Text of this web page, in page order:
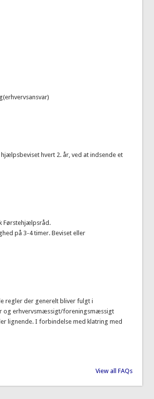
hvert 2. år, ved at indsende et
Førstehjælpsråd.
på 3-4 timer. Beviset eller
regler der generelt bliver fulgt i
og erhvervsmæssigt/foreningsmæssigt
lignende. I forbindelse med klatring med
View all FAQs